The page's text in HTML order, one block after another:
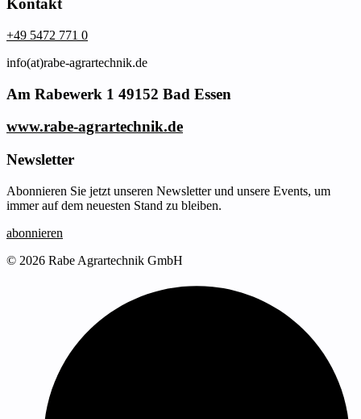
Kontakt
+49 5472 771 0
info(at)rabe-agrartechnik.de
Am Rabewerk 1 49152 Bad Essen
www.rabe-agrartechnik.de
Newsletter
Abonnieren Sie jetzt unseren Newsletter und unsere Events, um
immer auf dem neuesten Stand zu bleiben.
abonnieren
© 2026 Rabe Agrartechnik GmbH